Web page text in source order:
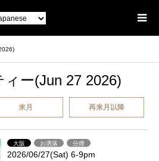
ー(Jun 27 2026)
来月 再来月以降
大阪 お洒落 分煙
2026/06/27(Sat) 6-9pm